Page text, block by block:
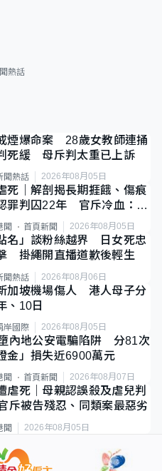
熱話
煙爆命案 28歲女教師連捅
死緩 母斥判太重已上訴
聞熱話 2026年08月05日
死｜解剖揭長期捱餓、傷痕
罪判囚22年 官斥冷血：同
聞 首頁新聞 2026年08月05日
名」談粉絲越界 日女死忠
掛繩開直播道歉後輕生
聞熱話 2026年08月06日
加坡機場傷人 港人母子分
、10日
岸國際 2026年08月05日
內地公安電騙陷阱 分81次
金」損失近6900萬元
聞 首頁新聞 2026年08月07日
虐死｜母親認誤殺及虐兒判
斥被告殘忍、同類案最惡劣
聞 2026年08月05日